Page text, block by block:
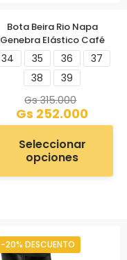
Bota Beira Rio Napa
Genebra Elástico Café
34 35 36
37
38
39
Gs315.000
Gs 252.000
Seleccionar
opciones
-20% DESCUENTO